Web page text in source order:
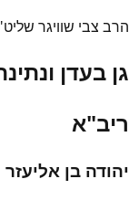
הרב צבי שוויגר
גן בעדן
ריב"א
יהודה בן אליעזר